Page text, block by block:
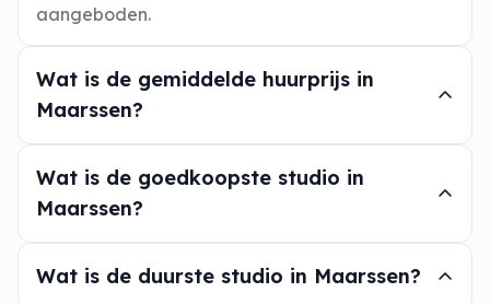
aangeboden.
Wat is de gemiddelde huurprijs in
Maarssen?
Wat is de goedkoopste studio in
Maarssen?
Wat is de duurste studio in Maarssen?